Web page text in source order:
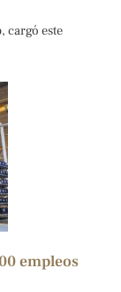
cargó este
empleos